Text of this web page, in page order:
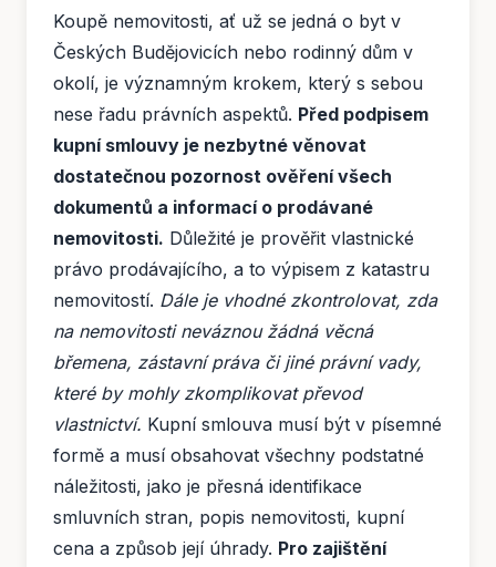
Koupě nemovitosti, ať už se jedná o byt v
Českých Budějovicích nebo rodinný dům v
okolí, je významným krokem, který s sebou
nese řadu právních aspektů. Před podpisem
kupní smlouvy je nezbytné věnovat
dostatečnou pozornost ověření všech
dokumentů a informací o prodávané
nemovitosti. Důležité je prověřit vlastnické
právo prodávajícího, a to výpisem z katastru
nemovitostí. Dále je vhodné zkontrolovat, zda
na nemovitosti neváznou žádná věcná
břemena, zástavní práva či jiné právní vady,
které by mohly zkomplikovat převod
vlastnictví. Kupní smlouva musí být v písemné
formě a musí obsahovat všechny podstatné
náležitosti, jako je přesná identifikace
smluvních stran, popis nemovitosti, kupní
cena a způsob její úhrady. Pro zajištění